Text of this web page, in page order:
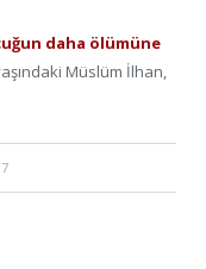
daha ölümüne
Müslüm İlhan,